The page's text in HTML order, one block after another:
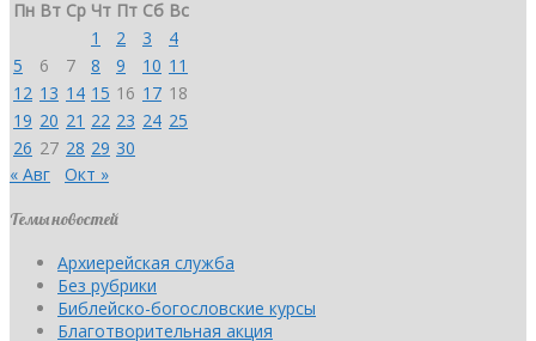
Пн Вт Ср Чт Пт Сб Вс
1
2 3
4
5
6 7 8 9 10 11
12 13 14 15 16 17 18
19 20 21 22 23 24 25
26 27 28 29 30
« Авг
Окт »
Темы новостей
Архиерейская служба
Без рубрики
Библейско-богословские курсы
Благотворительная акция